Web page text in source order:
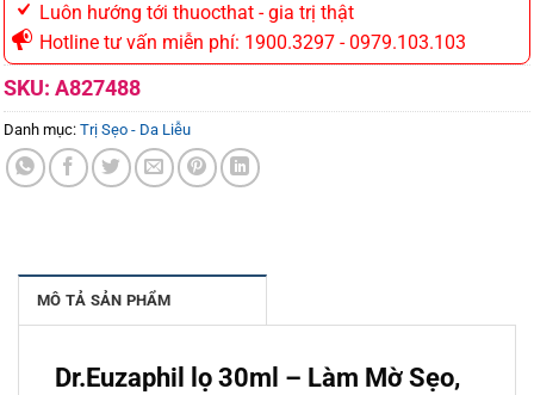
Luôn hướng tới thuocthat - gia trị thật
Hotline tư vấn miễn phí: 1900.3297 - 0979.103.103
SKU: A827488
Danh mục: Trị Sẹo - Da Liễu
MÔ TẢ SẢN PHẨM
Dr.Euzaphil lọ 30ml – Làm Mờ Sẹo,